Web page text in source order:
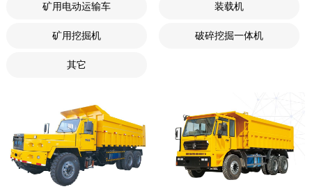
矿用电动运输车 装载机
矿用挖掘机 破碎挖掘一体机
其它